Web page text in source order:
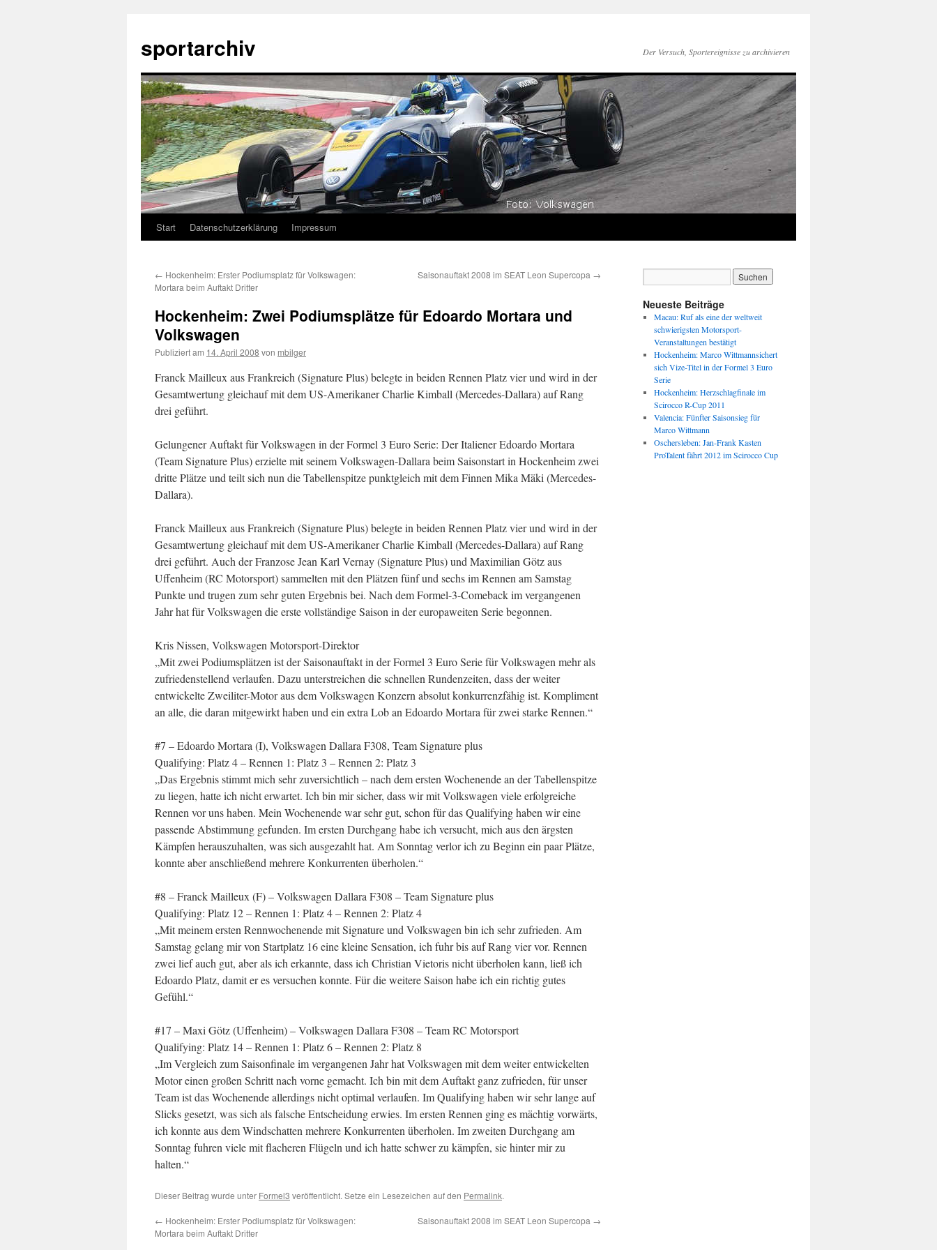
sportarchiv Der Versuch, Sportereignisse zu archivieren
Zum
springen
Start Datenschutzerklärung Impressum
← Hockenheim: Erster Podiumsplatz für Volkswagen:
Mortara beim Auftakt Dritter
Saisonauftakt 2008 im SEAT Leon Supercopa →
Hockenheim: Zwei Podiumsplätze für Edoardo Mortara und
Volkswagen
Publiziert am 14. April 2008 von mbilger
Franck Mailleux aus Frankreich (Signature Plus) belegte in beiden Rennen Platz vier und wird in der
Gesamtwertung gleichauf mit dem US-Amerikaner Charlie Kimball (Mercedes-Dallara) auf Rang
drei geführt.
Gelungener Auftakt für Volkswagen in der Formel 3 Euro Serie: Der Italiener Edoardo Mortara
(Team Signature Plus) erzielte mit seinem Volkswagen-Dallara beim Saisonstart in Hockenheim zwei
dritte Plätze und teilt sich nun die Tabellenspitze punktgleich mit dem Finnen Mika Mäki (Mercedes-
Dallara).
Franck Mailleux aus Frankreich (Signature Plus) belegte in beiden Rennen Platz vier und wird in der
Gesamtwertung gleichauf mit dem US-Amerikaner Charlie Kimball (Mercedes-Dallara) auf Rang
drei geführt. Auch der Franzose Jean Karl Vernay (Signature Plus) und Maximilian Götz aus
Uffenheim (RC Motorsport) sammelten mit den Plätzen fünf und sechs im Rennen am Samstag
Punkte und trugen zum sehr guten Ergebnis bei. Nach dem Formel-3-Comeback im vergangenen
Jahr hat für Volkswagen die erste vollständige Saison in der europaweiten Serie begonnen.
Kris Nissen, Volkswagen Motorsport-Direktor
„Mit zwei Podiumsplätzen ist der Saisonauftakt in der Formel 3 Euro Serie für Volkswagen mehr als
zufriedenstellend verlaufen. Dazu unterstreichen die schnellen Rundenzeiten, dass der weiter
entwickelte Zweiliter-Motor aus dem Volkswagen Konzern absolut konkurrenzfähig ist. Kompliment
an alle, die daran mitgewirkt haben und ein extra Lob an Edoardo Mortara für zwei starke Rennen.“
#7 – Edoardo Mortara (I), Volkswagen Dallara F308, Team Signature plus
Qualifying: Platz 4 – Rennen 1: Platz 3 – Rennen 2: Platz 3
„Das Ergebnis stimmt mich sehr zuversichtlich – nach dem ersten Wochenende an der Tabellenspitze
zu liegen, hatte ich nicht erwartet. Ich bin mir sicher, dass wir mit Volkswagen viele erfolgreiche
Rennen vor uns haben. Mein Wochenende war sehr gut, schon für das Qualifying haben wir eine
passende Abstimmung gefunden. Im ersten Durchgang habe ich versucht, mich aus den ärgsten
Kämpfen herauszuhalten, was sich ausgezahlt hat. Am Sonntag verlor ich zu Beginn ein paar Plätze,
konnte aber anschließend mehrere Konkurrenten überholen.“
#8 – Franck Mailleux (F) – Volkswagen Dallara F308 – Team Signature plus
Qualifying: Platz 12 – Rennen 1: Platz 4 – Rennen 2: Platz 4
„Mit meinem ersten Rennwochenende mit Signature und Volkswagen bin ich sehr zufrieden. Am
Samstag gelang mir von Startplatz 16 eine kleine Sensation, ich fuhr bis auf Rang vier vor. Rennen
zwei lief auch gut, aber als ich erkannte, dass ich Christian Vietoris nicht überholen kann, ließ ich
Edoardo Platz, damit er es versuchen konnte. Für die weitere Saison habe ich ein richtig gutes
Gefühl.“
#17 – Maxi Götz (Uffenheim) – Volkswagen Dallara F308 – Team RC Motorsport
Qualifying: Platz 14 – Rennen 1: Platz 6 – Rennen 2: Platz 8
„Im Vergleich zum Saisonfinale im vergangenen Jahr hat Volkswagen mit dem weiter entwickelten
Motor einen großen Schritt nach vorne gemacht. Ich bin mit dem Auftakt ganz zufrieden, für unser
Team ist das Wochenende allerdings nicht optimal verlaufen. Im Qualifying haben wir sehr lange auf
Slicks gesetzt, was sich als falsche Entscheidung erwies. Im ersten Rennen ging es mächtig vorwärts,
ich konnte aus dem Windschatten mehrere Konkurrenten überholen. Im zweiten Durchgang am
Sonntag fuhren viele mit flacheren Flügeln und ich hatte schwer zu kämpfen, sie hinter mir zu
halten.“
Dieser Beitrag wurde unter Formel3 veröffentlicht. Setze ein Lesezeichen auf den Permalink.
← Hockenheim: Erster Podiumsplatz für Volkswagen:
Mortara beim Auftakt Dritter
Saisonauftakt 2008 im SEAT Leon Supercopa →
Neueste Beiträge
Macau: Ruf als eine der weltweit
schwierigsten Motorsport-
Veranstaltungen bestätigt
Hockenheim: Marco Wittmannsichert
sich Vize-Titel in der Formel 3 Euro
Serie
Hockenheim: Herzschlagfinale im
Scirocco R-Cup 2011
Valencia: Fünfter Saisonsieg für
Marco Wittmann
Oschersleben: Jan-Frank Kasten
ProTalent fährt 2012 im Scirocco Cup